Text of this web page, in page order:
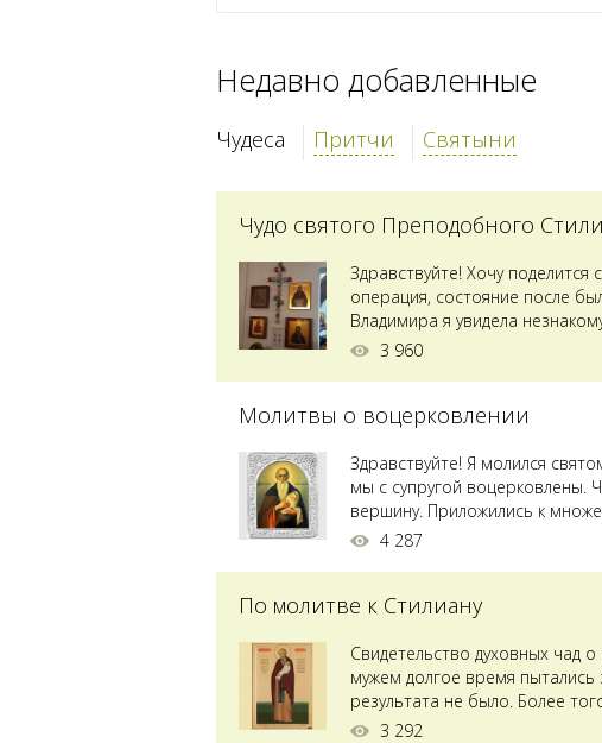
Недавно добавленные
Чудеса Притчи Святыни
Чудо святого Преподобного
Здравствуйте! Хочу
операция, состояние после
Владимира я увидела
Преподобного...
3 960
Молитвы о воцерковлении
Здравствуйте! Я молился
мы с супругой воцерковлены.
вершину. Приложились к
4 287
По молитве к Стилиану
Свидетельство духовных чад
мужем долгое время пытались
результата не было. Более
ставили...
3 292